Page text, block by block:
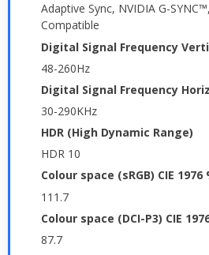
Adaptive Sync, NVIDIA G-
Compatible
Digital Signal Frequency
48-260Hz
Digital Signal Frequency
30-290KHz
HDR (High Dynamic Range)
HDR 10
Colour space (sRGB) CIE 1976
111.7
Colour space (DCI-P3) CIE
87.7